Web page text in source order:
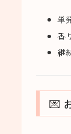
単
香
継
💌